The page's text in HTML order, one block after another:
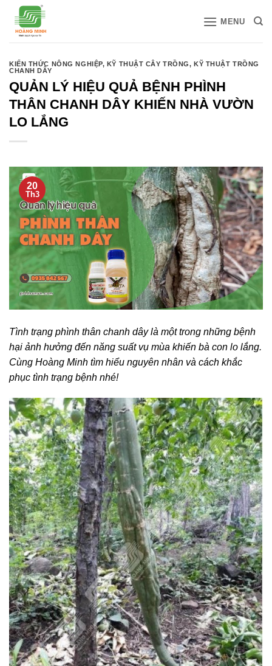
qua
MENU
KIẾN THỨC NÔNG NGHIỆP, KỸ THUẬT CÂY TRỒNG,KỸ THUẬT TRỒNG
CHANH DÂY
QUẢN LÝ HIỆU QUẢ BỆNH PHÌNH
THÂN CHANH DÂY KHIẾN NHÀ VƯỜN
LO LẮNG
20
Th3
Tình trạng phình thân chanh dây là một trong những bệnh
hại ảnh hưởng đến năng suất vụ mùa khiến bà con lo lắng.
Cùng Hoàng Minh tìm hiểu nguyên nhân và cách khắc
phục tình trạng bệnh nhé!